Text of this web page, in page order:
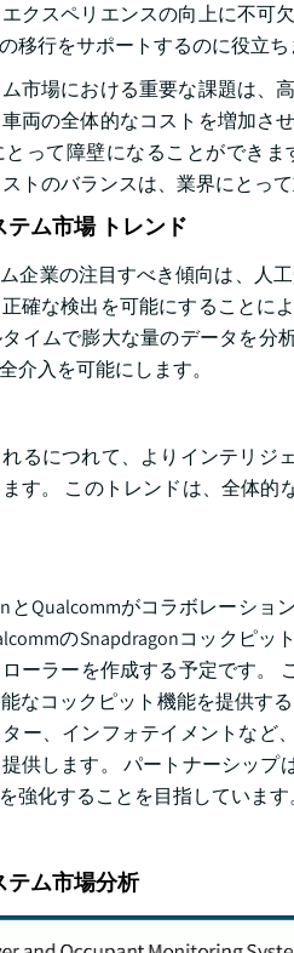
クスペリエンスの向上に不可
移行をサポートするのに役立ち
市場における重要な課題は
両の全体的なコストを増加
って障壁になることができ
トのバランスは、業界にとって
テム市場 トレンド
企業の注目すべき傾向は、人
確な検出を可能にすることに
イムで膨大な量のデータを分
介入を可能にします。
るにつれて、よりインテリ
す。 このトレンドは、全体
とQualcommがコラボレーシ
のSnapdragonコックピ
ーラーを作成する予定です。
なコックピット機能を提供す
ー、インフォテイメントな
供します。 パートナーシッ
強化することを目指しています
テム市場分析